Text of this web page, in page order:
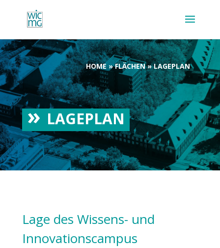
HOME»FLÄCHEN»LAGEPLAN
LAGEPLAN
Lage des Wissens- und
Innovationscampus